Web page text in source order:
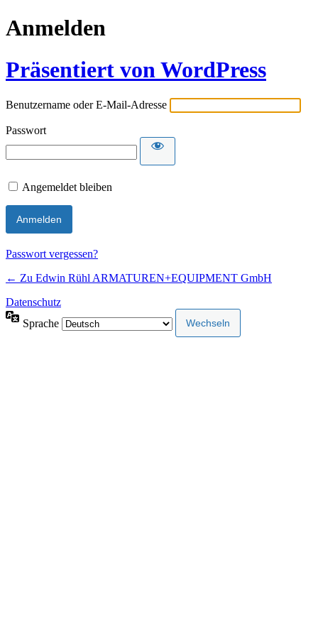
Anmelden
Präsentiert von WordPress
Benutzername oder E-Mail-Adresse
Passwort
Angemeldet bleiben
Passwort vergessen?
← Zu Edwin Rühl ARMATUREN+EQUIPMENT GmbH
Datenschutz
Sprache